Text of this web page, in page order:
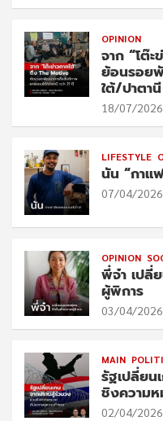
OPINION
จาก “โต๊
ย้อนรอย
ใต้/ปาตา
18/07/2026
LIFESTYLE
นัน “กาแ
07/04/2026
OPINION
พี่จ๋า เปลี่
ผู้พิการ
03/04/2026
MAIN
รัฐเปลี่ยน
ชิงความ
02/04/2026